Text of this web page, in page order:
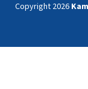
Copyright 2026